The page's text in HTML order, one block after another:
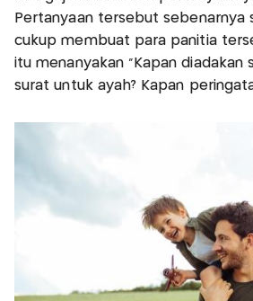
Pertanyaan tersebut sebenarnya
cukup membuat para panitia
itu menanyakan “Kapan diadakan
surat untuk ayah? Kapan